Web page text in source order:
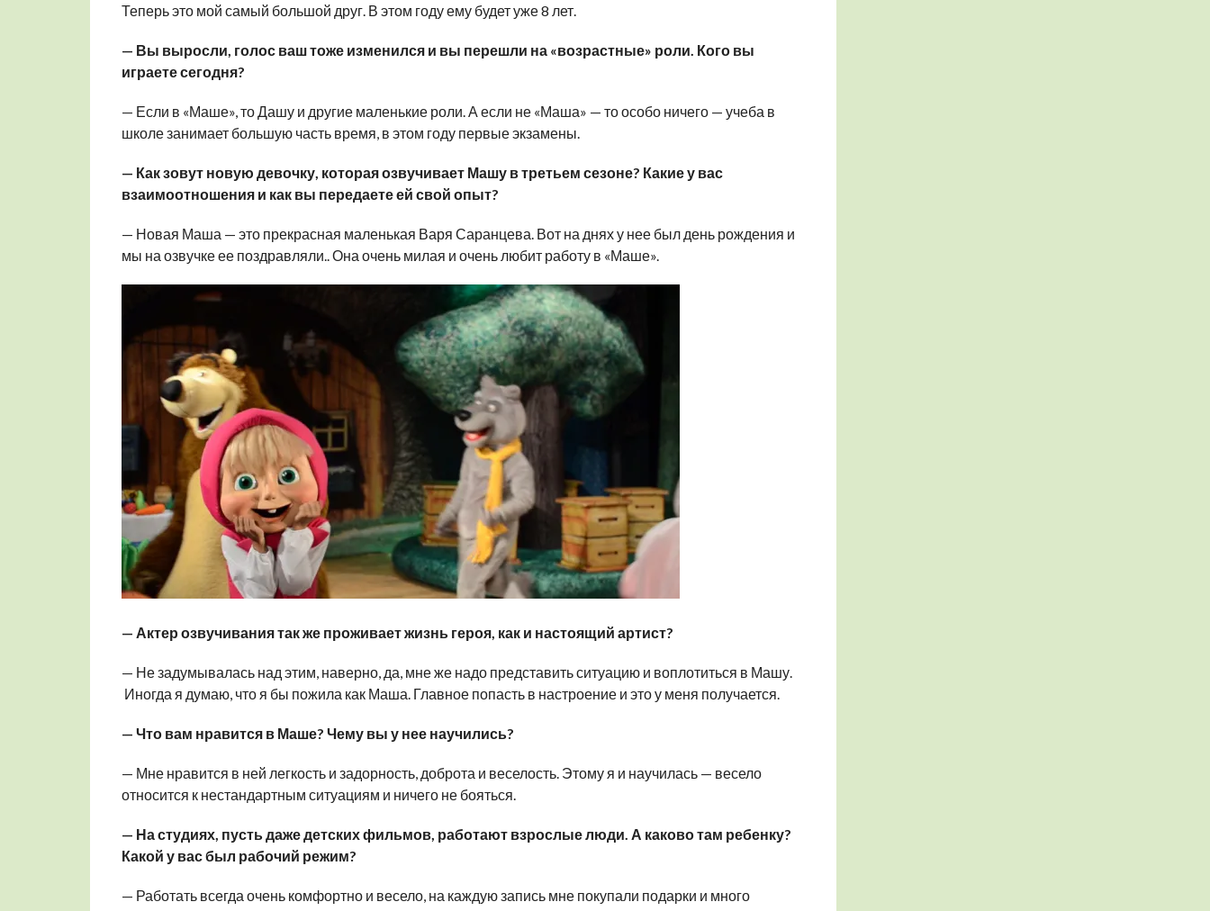
Теперь это мой самый большой друг. В этом году ему будет уже 8 лет.
— Вы выросли, голос ваш тоже изменился и вы перешли на «возрастные» роли. Кого вы
играете сегодня?
— Если в «Маше», то Дашу и другие маленькие роли. А если не «Маша» — то особо ничего — учеба в
школе занимает большую часть время, в этом году первые экзамены.
— Как зовут новую девочку, которая озвучивает Машу в третьем сезоне? Какие у вас
взаимоотношения и как вы передаете ей свой опыт?
— Новая Маша — это прекрасная маленькая Варя Саранцева. Вот на днях у нее был день рождения и
мы на озвучке ее поздравляли.. Она очень милая и очень любит работу в «Маше».
— Актер озвучивания так же проживает жизнь героя, как и настоящий артист?
— Не задумывалась над этим, наверно, да, мне же надо представить ситуацию и воплотиться в Машу.
Иногда я думаю, что я бы пожила как Маша. Главное попасть в настроение и это у меня получается.
— Что вам нравится в Маше? Чему вы у нее научились?
— Мне нравится в ней легкость и задорность, доброта и веселость. Этому я и научилась — весело
относится к нестандартным ситуациям и ничего не бояться.
— На студиях, пусть даже детских фильмов, работают взрослые люди. А каково там ребенку?
Какой у вас был рабочий режим?
— Работать всегда очень комфортно и весело, на каждую запись мне покупали подарки и много